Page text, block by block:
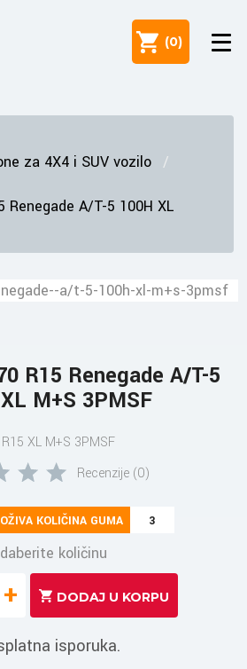
(0)
za 4X4 i SUV vozilo
Renegade A/T-5 100H XL
R15 Renegade A/T-5
M+S 3PMSF
XL M+S 3PMSF
Recenzije (0)
KOLIČINA GUMA 3
količinu
+
isporuka.